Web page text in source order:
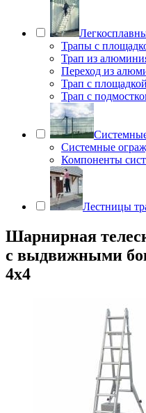
Трапы с
Трап из
Переход из
Трап с
Трап с
Системные
Компоненты
Лестницы
Шарнирная
с выдвижными
4х4